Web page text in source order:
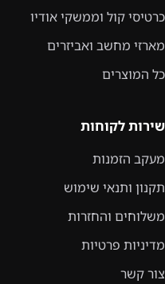
כרטיסי קול וממשקי אודיו
מארזי מחשב ואביזרים
כל המוצרים
שירות לקוחות
מעקב הזמנות
תקנון ותנאי שימוש
משלוחים והחזרות
מדיניות פרטיות
צור קשר